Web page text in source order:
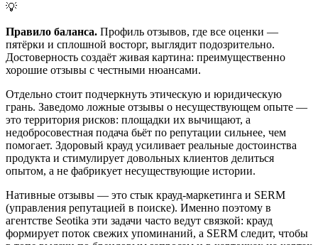
💡
Правило баланса. Профиль отзывов, где все оценки —
пятёрки и сплошной восторг, выглядит подозрительно.
Достоверность создаёт живая картина: преимущественно
хорошие отзывы с честными нюансами.
Отдельно стоит подчеркнуть этическую и юридическую
грань. Заведомо ложные отзывы о несуществующем опыте —
это территория рисков: площадки их вычищают, а
недобросовестная подача бьёт по репутации сильнее, чем
помогает. Здоровый крауд усиливает реальные достоинства
продукта и стимулирует довольных клиентов делиться
опытом, а не фабрикует несуществующие истории.
Нативные отзывы — это стык крауд-маркетинга и SERM
(управления репутацией в поиске). Именно поэтому в
агентстве Seotika эти задачи часто ведут связкой: крауд
формирует поток свежих упоминаний, а SERM следит, чтобы